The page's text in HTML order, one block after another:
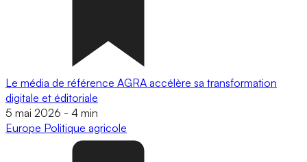
Le média de référence AGRA accélère sa transformation
digitale et éditoriale
5 mai 2026 - 4 min
Europe Politique agricole